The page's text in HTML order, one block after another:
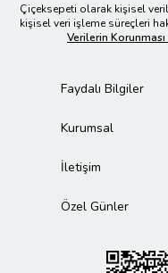
Çiçeksepeti olarak kişisel
kişisel veri işleme süreçleri
Verilerin
Faydalı Bilgiler
Kurumsal
İletişim
Özel Günler